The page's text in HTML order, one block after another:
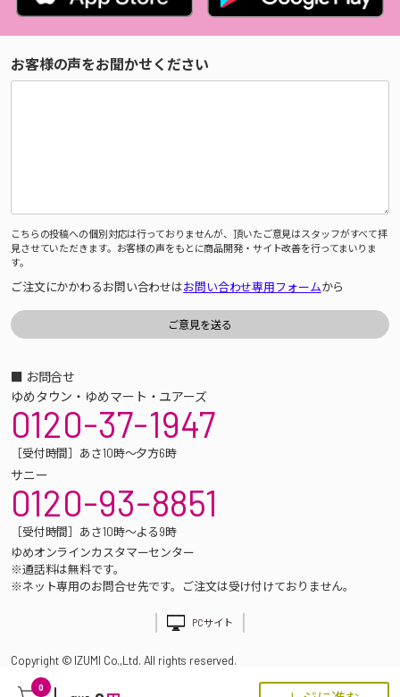
0
お客様の声をお聞かせください
こちらの投稿への個別対応は行っておりませんが、頂いたご意見はスタッフがすべて拝
見させていただきます。お客様の声をもとに商品開発・サイト改善を行ってまいりま
す。
ご注文にかかわるお問い合わせはお問い合わせ専用フォームから
■ お問合せ
ゆめタウン・ゆめマート・ユアーズ
0120-37-1947
［受付時間］あさ10時～夕方6時
サニー
0120-93-8851
［受付時間］あさ10時～よる9時
ゆめオンラインカスタマーセンター
※通話料は無料です。
※ネット専用のお問合せ先です。ご注文は受け付けておりません。
PCサイト
Copyright © IZUMI Co.,Ltd. All rights reserved.